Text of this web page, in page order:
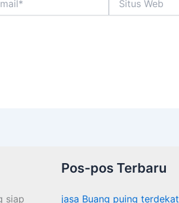
Web
siap
Pos-pos Terbaru
jasa Buang puing terdekat